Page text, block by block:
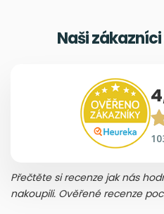
Naši
Přečtěte si recenze jak nás
nakoupili. Ověřené recenze